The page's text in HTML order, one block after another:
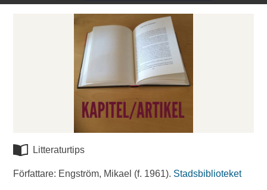
Litteraturtips
Författare: Engström, Mikael (f. 1961). Stadsbiblioteket